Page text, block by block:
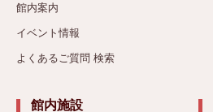
館内案内
イベント情報
よくあるご質問 検索
館内施設